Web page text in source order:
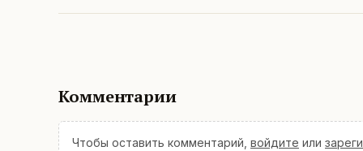
Комментарии
Чтобы оставить комментарий, войдите или